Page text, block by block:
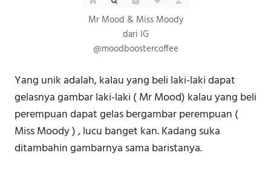
Mr Mood & Miss Moody
dari IG
@moodboostercoffee
Yang unik adalah, kalau yang beli laki-laki dapat
gelasnya gambar laki-laki ( Mr Mood) kalau yang beli
perempuan dapat gelas bergambar perempuan (
Miss Moody ) , lucu banget kan. Kadang suka
ditambahin gambarnya sama baristanya.